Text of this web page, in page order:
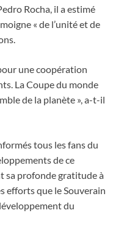
Rocha, il a estimé
« de l’unité et de
une coopération
La Coupe du monde
de la planète », a-t-il
tous les fans du
de ce
sa profonde gratitude à
efforts que le Souverain
du